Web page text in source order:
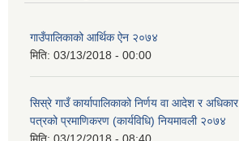
गाउँपालिकाको आर्थिक ऐन २०७४
मिति: 03/13/2018 - 00:00
सिस्रे गाउँ कार्यापालिकाको निर्णय वा आदेश र अधिकार
पत्रको प्रमाणिकरण (कार्यविधि) नियमावली २०७४
मिति: 03/12/2018 - 08:40